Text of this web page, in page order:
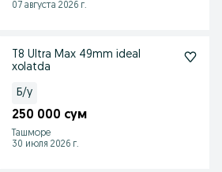
07 августа 2026 г.
T8 Ultra Max 49mm ideal
xolatda
Б/у
250 000 сум
Ташморе
30 июля 2026 г.